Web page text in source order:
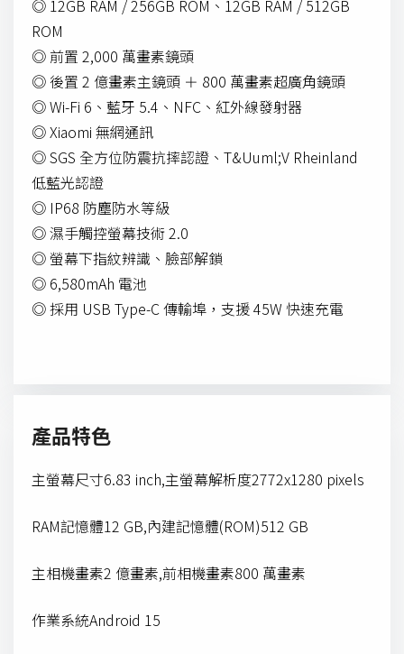
◎ 12GB RAM / 256GB ROM、12GB RAM / 512GB
ROM
◎ 前置 2,000 萬畫素鏡頭
◎ 後置 2 億畫素主鏡頭 ＋ 800 萬畫素超廣角鏡頭
◎ Wi-Fi 6、藍牙 5.4、NFC、紅外線發射器
◎ Xiaomi 無網通訊
◎ SGS 全方位防震抗摔認證、T&Uuml;V Rheinland
低藍光認證
◎ IP68 防塵防水等級
◎ 濕手觸控螢幕技術 2.0
◎ 螢幕下指紋辨識、臉部解鎖
◎ 6,580mAh 電池
◎ 採用 USB Type-C 傳輸埠，支援 45W 快速充電
產品特色
主螢幕尺寸6.83 inch,主螢幕解析度2772x1280 pixels
RAM記憶體12 GB,內建記憶體(ROM)512 GB
主相機畫素2 億畫素,前相機畫素800 萬畫素
作業系統Android 15